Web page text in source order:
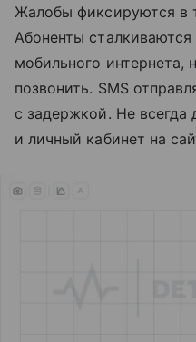
Жалобы фиксируются в
Абоненты
мобильного интернета,
позвонить. SMS
с задержкой. Не всегда
и личный кабинет на